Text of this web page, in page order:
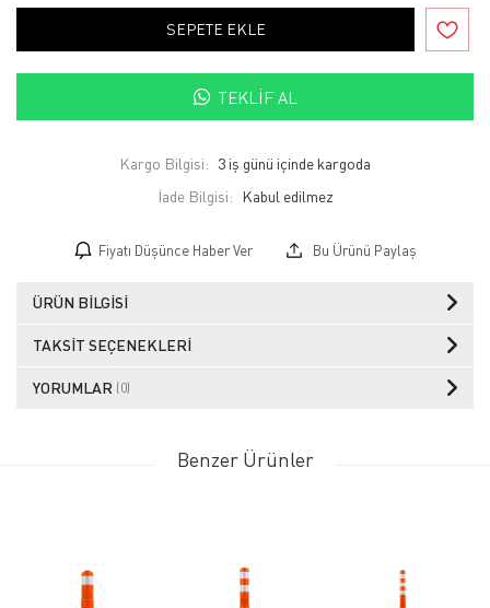
SEPETE EKLE
TEKLIF AL
Kargo Bilgisi: 3 iş günü içinde kargoda
İade Bilgisi:
Fiyatı Düşünce Haber Ver Bu Ürünü Paylaş
ÜRÜN BILGISI
TAKSIT SEÇENEKLERI
YORUMLAR (0)
Benzer Ürünler